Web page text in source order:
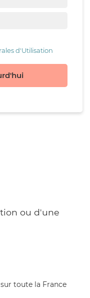
d'Utilisation
ou d'une